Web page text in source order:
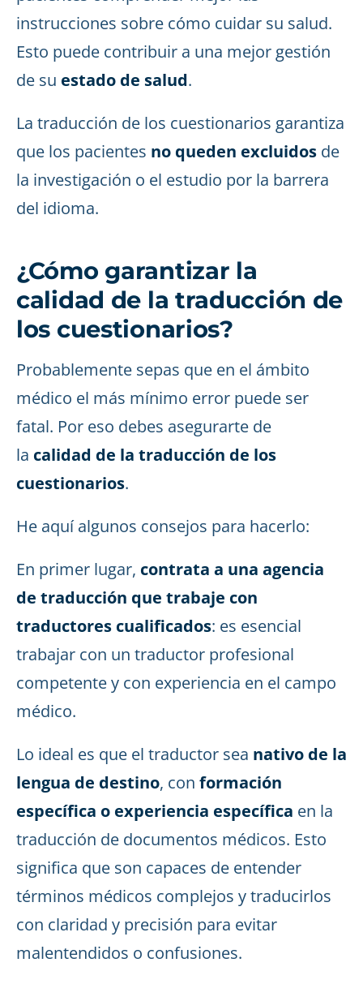
instrucciones sobre cómo cuidar su salud.
Esto puede contribuir a una mejor gestión
de su estado de salud.
La traducción de los cuestionarios garantiza
que los pacientes no queden excluidos de
la investigación o el estudio por la barrera
del idioma.
¿Cómo garantizar la
calidad de la traducción de
los cuestionarios?
Probablemente sepas que en el ámbito
médico el más mínimo error puede ser
fatal. Por eso debes asegurarte de
la calidad de la traducción de los
cuestionarios.
He aquí algunos consejos para hacerlo:
En primer lugar, contrata a una agencia
de traducción que trabaje con
traductores cualificados: es esencial
trabajar con un traductor profesional
competente y con experiencia en el campo
médico.
Lo ideal es que el traductor sea nativo de la
lengua de destino, con formación
específica o experiencia específica en la
traducción de documentos médicos. Esto
significa que son capaces de entender
términos médicos complejos y traducirlos
con claridad y precisión para evitar
malentendidos o confusiones.